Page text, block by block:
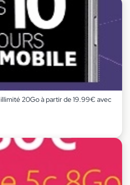
20Go à partir de 19.99€ avec